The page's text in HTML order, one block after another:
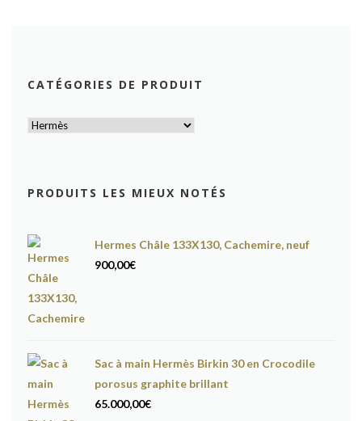
CATÉGORIES DE PRODUIT
PRODUITS LES MIEUX NOTÉS
Hermes Châle 133X130, Cachemire, neuf
900,00€
Sac à main Hermès Birkin 30 en Crocodile
porosus graphite brillant
65.000,00€